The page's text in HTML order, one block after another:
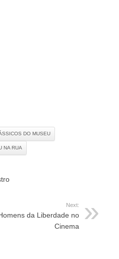
DO MUSEU
NA RUA
Next:
da Liberdade no
Cinema